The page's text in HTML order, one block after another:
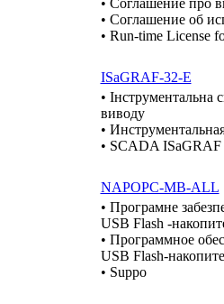
• Cоглашение об
• Run-time License
ISaGRAF-32-E
• Інструментальна
виводу
•
• SCADA ISaGRAF
NAPOPC-MB-ALL
• Програмне
USB Flash -
• Программное
USB Flash-
• Suppo